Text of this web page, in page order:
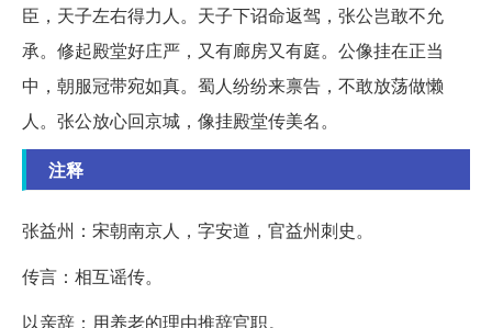
臣，天子左右得力人。天子下诏命返驾，张公岂敢不允
承。修起殿堂好庄严，又有廊房又有庭。公像挂在正当
中，朝服冠带宛如真。蜀人纷纷来禀告，不敢放荡做懒
人。张公放心回京城，像挂殿堂传美名。
注释
张益州：宋朝南京人，字安道，官益州刺史。
传言：相互谣传。
以亲辞：用养老的理由推辞官职。